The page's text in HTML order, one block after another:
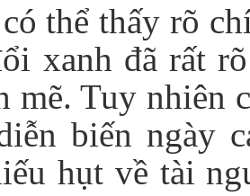
thể thấy rõ
xanh đã rất
mẽ. Tuy nhiên
biến ngày
hụt về tài